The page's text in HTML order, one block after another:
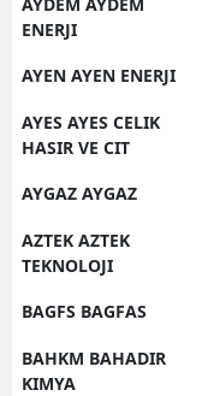
ENERJI
AYEN AYEN ENERJI
AYES AYES CELIK
HASIR VE CIT
AYGAZ AYGAZ
AZTEK AZTEK
TEKNOLOJI
BAGFS BAGFAS
BAHKM BAHADIR
KIMYA